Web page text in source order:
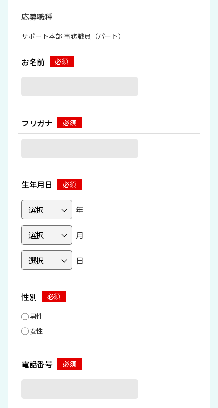
応募職種
サポート本部 事務職員（パート）
お名前
フリガナ
生年月日
年
月
日
性別
男性
女性
電話番号